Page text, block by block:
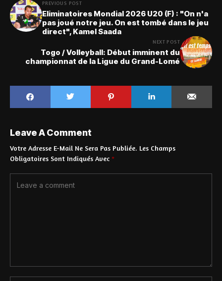
PREVIOUS POST
Eliminatoires Mondial 2026 U20 (F) : "On n'a
pas joué notre jeu. On est tombé dans le jeu
direct", Kamel Saada
NEXT POST
Togo / Volleyball: Début imminent du
championnat de la Ligue du Grand-Lomé
Leave A Comment
Votre Adresse E-Mail Ne Sera Pas Publiée. Les Champs
Obligatoires Sont Indiqués Avec *